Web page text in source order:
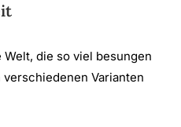
die so viel besungen
Varianten